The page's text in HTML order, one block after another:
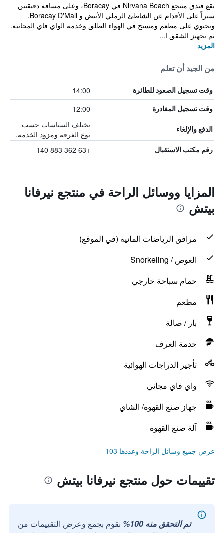
يقع فندق منتجع Nirvana Beach في Boracay، وعلى مسافة دقيقتين
سيراً على الأقدام عن الشاطئ الرملي الأبيض و Boracay D'Mall.
ويحتوي على مطعم ومسبح في الهواء الطلق وخدمة الواي فاي المجانية.
تم تجهيز الشقق ا...
المزيد
من الجيد أن تعلم
وقت تسجيل الصعود للطائرة 14:00
وقت تسجيل المغادرة 12:00
الدفع والإلغاء
تختلف السياسات حسب
نوع الغرفة ومزود الخدمة.
رقم مكتب الاستقبال +63 362 883 140
المزايا ووسائل الراحة في منتجع نيرفانا
بيتش
مرافق الرياضات المائية (في الموقع)
الغوص / Snorkeling
حمام سباحة خارجي
مطعم
بار / صالة
خدمة الغرف
تأجير الدراجات الهوائية
واي فاي مجاني
جهاز صنع القهوة/ الشاي
آلة صنع القهوة
عرض جميع وسائل الراحة وعددها 103
تقييمات حول منتجع نيرفانا بيتش
تم التحقق منه 100%
نقوم بجمع وعرض التقييمات من